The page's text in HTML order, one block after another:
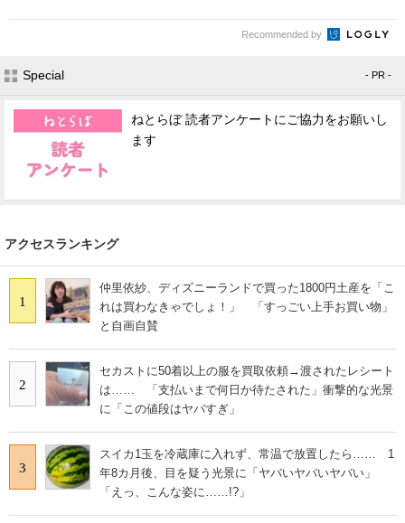
Recommended by
Special - PR -
ねとらぼ 読者アンケートにご協力をお願いし
ます
アクセスランキング
1
仲里依紗、ディズニーランドで買った1800円土産を「こ
れは買わなきゃでしょ！」 「すっごい上手お買い物」
と自画自賛
2
セカストに50着以上の服を買取依頼→渡されたレシート
は…… 「支払いまで何日か待たされた」衝撃的な光景
に「この値段はヤバすぎ」
3
スイカ1玉を冷蔵庫に入れず、常温で放置したら…… 1
年8カ月後、目を疑う光景に「ヤバいヤバいヤバい」
「えっ、こんな姿に……!?」